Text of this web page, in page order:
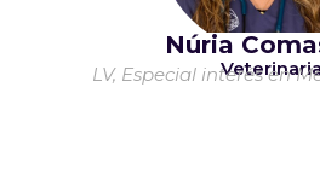
Núria
LV, Especial interés en